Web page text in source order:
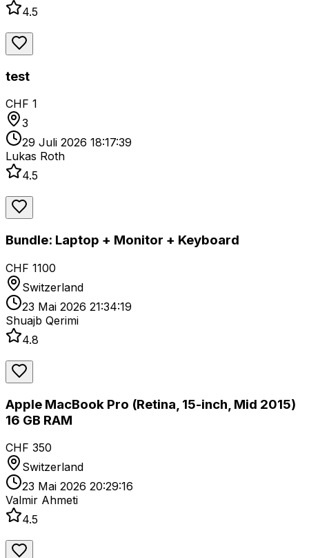
4.5
test
CHF 1
3
29 Juli 2026 18:17:39
Lukas Roth
4.5
Bundle: Laptop + Monitor + Keyboard
CHF 1100
Switzerland
23 Mai 2026 21:34:19
Shuajb Qerimi
4.8
Apple MacBook Pro (Retina, 15-inch, Mid 2015)
16 GB RAM
CHF 350
Switzerland
23 Mai 2026 20:29:16
Valmir Ahmeti
4.5